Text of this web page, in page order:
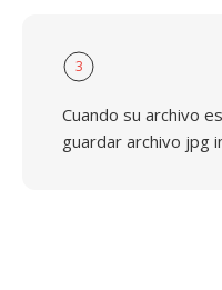
3
Cuando su archivo
guardar archivo jpg